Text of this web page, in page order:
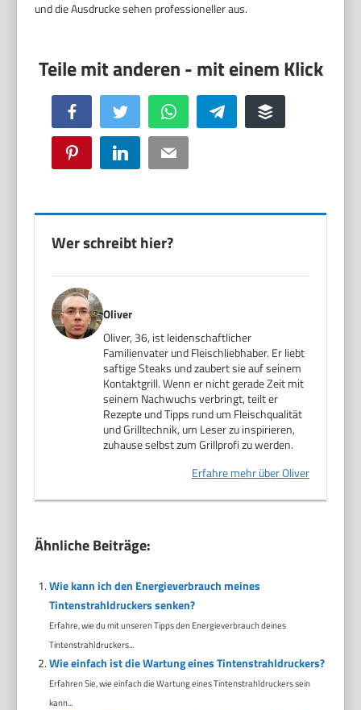
und die Ausdrucke sehen professioneller aus.
Facebook Twitter WhatsApp Telegram Buffer
Pinterest LinkedIn Email
Wer schreibt hier?
Oliver
Oliver, 36, ist leidenschaftlicher
Familienvater und Fleischliebhaber. Er liebt
saftige Steaks und zaubert sie auf seinem
Kontaktgrill. Wenn er nicht gerade Zeit mit
seinem Nachwuchs verbringt, teilt er
Rezepte und Tipps rund um Fleischqualität
und Grilltechnik, um Leser zu inspirieren,
zuhause selbst zum Grillprofi zu werden.
Erfahre mehr über Oliver
Ähnliche Beiträge:
Wie kann ich den Energieverbrauch meines
Tintenstrahldruckers senken?
Erfahre, wie du mit unseren Tipps den Energieverbrauch deines
Tintenstrahldruckers...
Wie einfach ist die Wartung eines Tintenstrahldruckers?
Erfahren Sie, wie einfach die Wartung eines Tintenstrahldruckers sein
kann...